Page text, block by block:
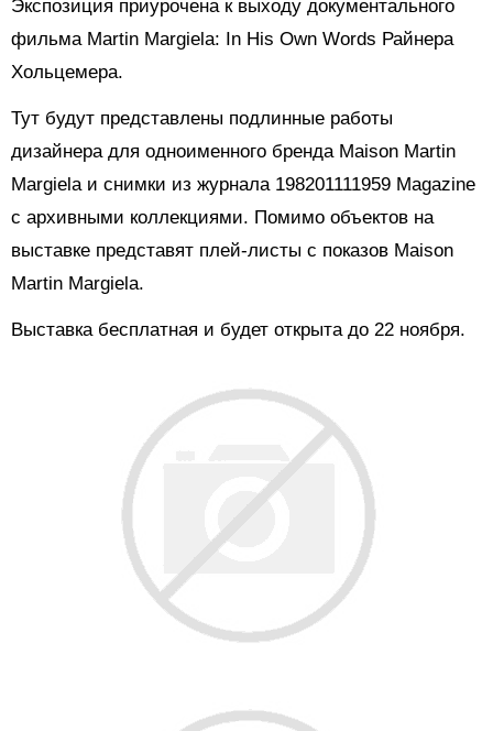
Экспозиция приурочена к выходу документального
фильма Martin Margiela: In His Own Words Райнера
Хольцемера.
Тут будут представлены подлинные работы
дизайнера для одноименного бренда Maison Martin
Margiela и снимки из журнала 198201111959 Magazine
с архивными коллекциями. Помимо объектов на
выставке представят плей-листы с показов Maison
Martin Margiela.
Выставка бесплатная и будет открыта до 22 ноября.